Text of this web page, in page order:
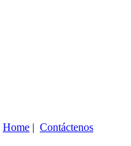
Home | Contáctenos